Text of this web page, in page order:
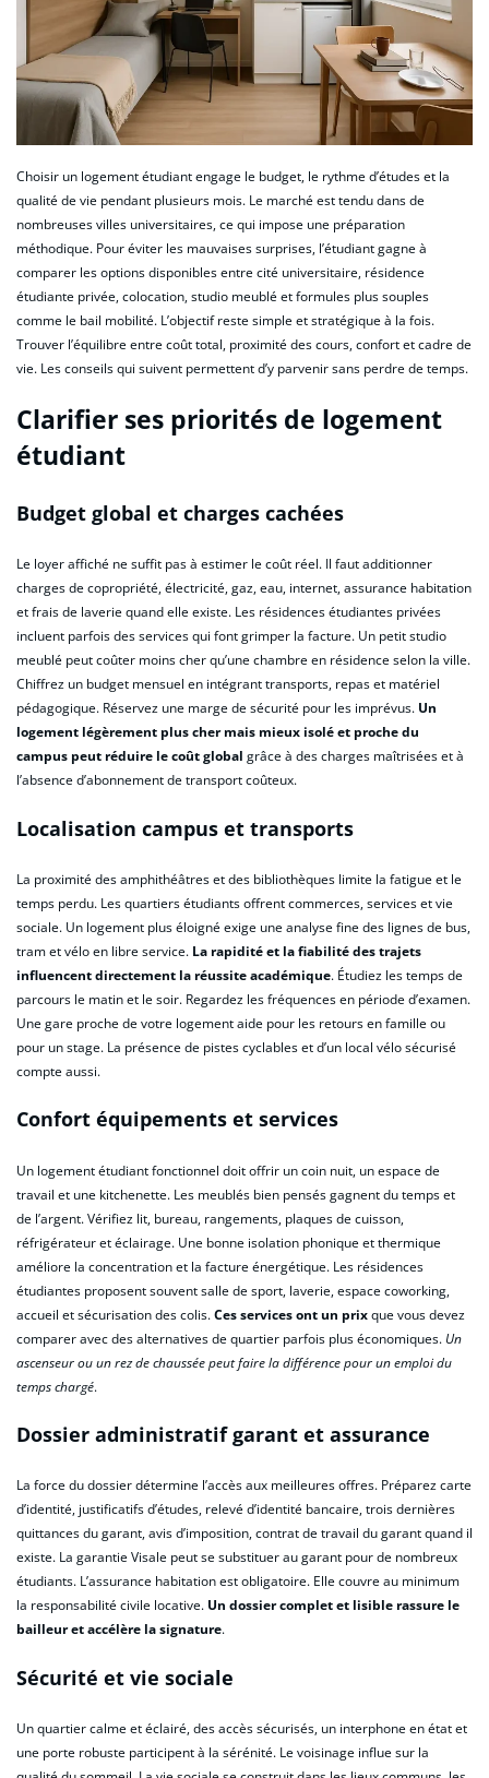
Choisir un logement étudiant engage le budget, le rythme d’études et la
qualité de vie pendant plusieurs mois. Le marché est tendu dans de
nombreuses villes universitaires, ce qui impose une préparation
méthodique. Pour éviter les mauvaises surprises, l’étudiant gagne à
comparer les options disponibles entre cité universitaire, résidence
étudiante privée, colocation, studio meublé et formules plus souples
comme le bail mobilité. L’objectif reste simple et stratégique à la fois.
Trouver l’équilibre entre coût total, proximité des cours, confort et cadre de
vie. Les conseils qui suivent permettent d’y parvenir sans perdre de temps.
Clarifier ses priorités de logement
étudiant
Budget global et charges cachées
Le loyer affiché ne suffit pas à estimer le coût réel. Il faut additionner
charges de copropriété, électricité, gaz, eau, internet, assurance habitation
et frais de laverie quand elle existe. Les résidences étudiantes privées
incluent parfois des services qui font grimper la facture. Un petit studio
meublé peut coûter moins cher qu’une chambre en résidence selon la ville.
Chiffrez un budget mensuel en intégrant transports, repas et matériel
pédagogique. Réservez une marge de sécurité pour les imprévus. Un
logement légèrement plus cher mais mieux isolé et proche du
campus peut réduire le coût global grâce à des charges maîtrisées et à
l’absence d’abonnement de transport coûteux.
Localisation campus et transports
La proximité des amphithéâtres et des bibliothèques limite la fatigue et le
temps perdu. Les quartiers étudiants offrent commerces, services et vie
sociale. Un logement plus éloigné exige une analyse fine des lignes de bus,
tram et vélo en libre service. La rapidité et la fiabilité des trajets
influencent directement la réussite académique. Étudiez les temps de
parcours le matin et le soir. Regardez les fréquences en période d’examen.
Une gare proche de votre logement aide pour les retours en famille ou
pour un stage. La présence de pistes cyclables et d’un local vélo sécurisé
compte aussi.
Confort équipements et services
Un logement étudiant fonctionnel doit offrir un coin nuit, un espace de
travail et une kitchenette. Les meublés bien pensés gagnent du temps et
de l’argent. Vérifiez lit, bureau, rangements, plaques de cuisson,
réfrigérateur et éclairage. Une bonne isolation phonique et thermique
améliore la concentration et la facture énergétique. Les résidences
étudiantes proposent souvent salle de sport, laverie, espace coworking,
accueil et sécurisation des colis.Ces services ont un prixque vous devez
comparer avec des alternatives de quartier parfois plus économiques. Un
ascenseur ou un rez de chaussée peut faire la différence pour un emploi du
temps chargé.
Dossier administratif garant et assurance
La force du dossier détermine l’accès aux meilleures offres. Préparez carte
d’identité, justificatifs d’études, relevé d’identité bancaire, trois dernières
quittances du garant, avis d’imposition, contrat de travail du garant quand il
existe. La garantie Visale peut se substituer au garant pour de nombreux
étudiants. L’assurance habitation est obligatoire. Elle couvre au minimum
la responsabilité civile locative. Un dossier complet et lisible rassure le
bailleur et accélère la signature.
Sécurité et vie sociale
Un quartier calme et éclairé, des accès sécurisés, un interphone en état et
une porte robuste participent à la sérénité. Le voisinage influe sur la